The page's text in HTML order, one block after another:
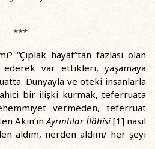
***
“Çıplak hayat”tan fazlası olan
ederek var ettikleri, yaşamaya
Dünyayla ve öteki insanlarla
bir ilişki kurmak, teferruata
vermeden, teferruat
Akın’ınAyrıntılar İlâhisi [1] nasıl
aldım, nerden aldım/ her şeyi